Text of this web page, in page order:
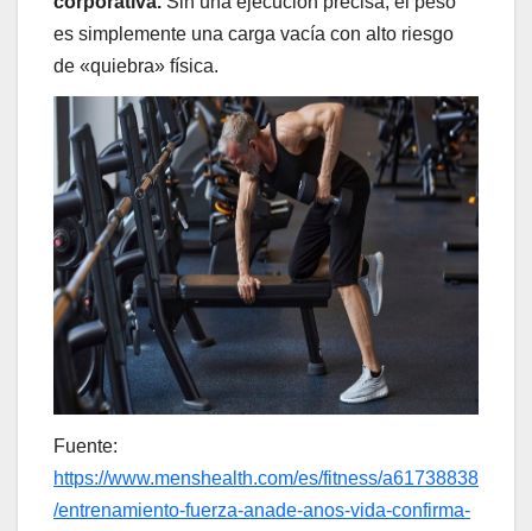
es simplemente una carga vacía con alto riesgo
de «quiebra» física.
Fuente:
https://www.menshealth.com/es/fitness/a61738838
/entrenamiento-fuerza-anade-anos-vida-confirma-